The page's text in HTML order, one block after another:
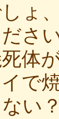
ょ
さ
死体
イで
い